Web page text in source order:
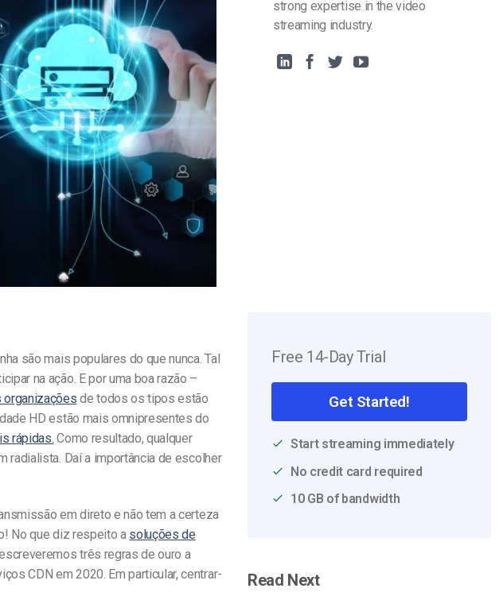
strong expertise in the video
streaming industry.
são mais populares do que nunca. Tal
na ação. E por uma boa razão –
organizações de todos os tipos estão
HD estão mais omnipresentes do
rápidas. Como resultado, qualquer
radialista. Daí a importância de escolher
em direto e não tem a certeza
No que diz respeito a soluções de
três regras de ouro a
CDN em 2020. Em particular, centrar-
Free 14-Day Trial
Get Started!
Start streaming immediately
No credit card required
10 GB of bandwidth
Read Next